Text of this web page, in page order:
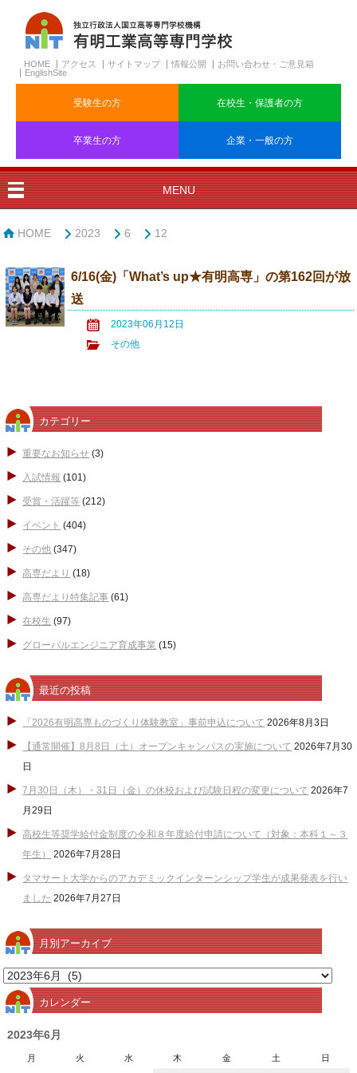
HOME アクセス サイトマップ 情報公開
お問い合わせ・ご意見箱
EnglishSite
受験生の方 在校生・保護者の方
卒業生の方 企業・一般の方
MENU
HOME 2023 6 12
6/16(金)「What’s up★有明高専」の第162回が放
送
2023年06月12日
その他
カテゴリー
重要なお知らせ (3)
入試情報 (101)
受賞・活躍等 (212)
イベント (404)
その他 (347)
高専だより (18)
高専だより特集記事 (61)
在校生 (97)
グローバルエンジニア育成事業 (15)
最近の投稿
「2026有明高専ものづくり体験教室」事前申込について 2026年8月3日
【通常開催】8月8日（土）オープンキャンパスの実施について 2026年7月30
日
7月30日（木）・31日（金）の休校および試験日程の変更について 2026年7
月29日
高校生等奨学給付金制度の令和８年度給付申請について（対象：本科１～３
年生）
2026年7月28日
タマサート大学からのアカデミックインターンシップ学生が成果発表を行い
ました 2026年7月27日
月別アーカイブ
月
別
ア
ー
カレンダー
2023年6月
月 火 水 木 金 土 日